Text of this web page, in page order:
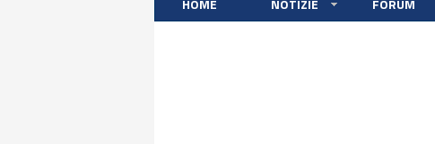
HOME NOTIZIE FORUM